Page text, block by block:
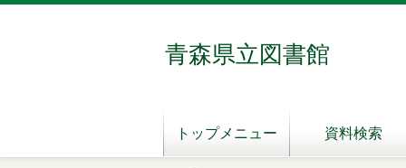
青森県立図書館
トップメニュー 資料検索